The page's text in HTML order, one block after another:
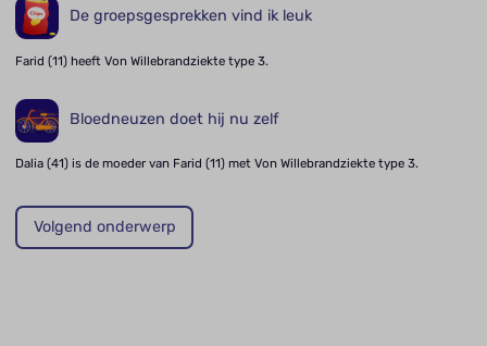
De groepsgesprekken vind ik leuk
Farid (11) heeft Von Willebrandziekte type 3.
Bloedneuzen doet hij nu zelf
Dalia (41) is de moeder van Farid (11) met Von Willebrandziekte type 3.
Volgend onderwerp